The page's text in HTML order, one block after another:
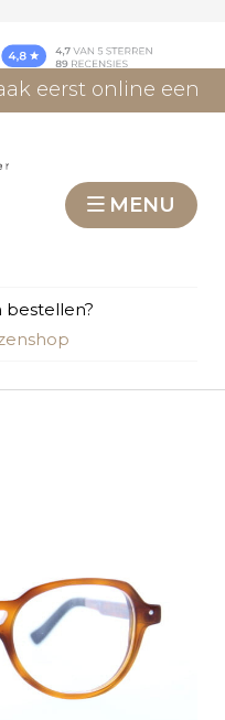
eerst online een
MENU
bestellen?